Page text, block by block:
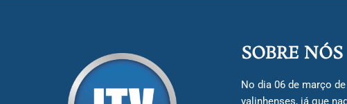
SOBRE NÓS
No dia 06 de março
valinhenses, já que